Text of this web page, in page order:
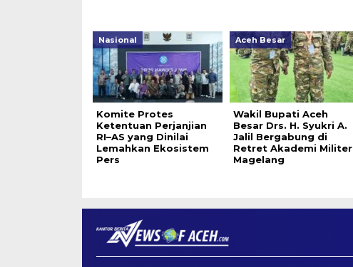
Nasional
Komite Protes
Ketentuan Perjanjian
RI–AS yang Dinilai
Lemahkan Ekosistem
Pers
Aceh Besar
Wakil Bupati Aceh
Besar Drs. H. Syukri A.
Jalil Bergabung di
Retret Akademi Militer
Magelang